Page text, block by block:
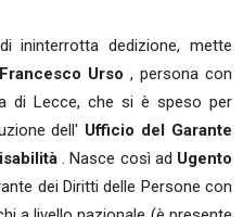
ininterrotta dedizione, mette
Francesco Urso , persona con
di Lecce, che si è speso per
dell' Ufficio del Garante
. Nasce così ad Ugento
dei Diritti delle Persone con